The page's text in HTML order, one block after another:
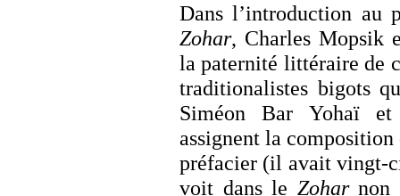
Dans l’introduction au
Zohar, Charles Mopsik
la paternité littéraire de
traditionalistes bigots
Siméon Bar Yohaï et
assignent la
préfacier (il avait vingt-
voit dans le Zoharnon